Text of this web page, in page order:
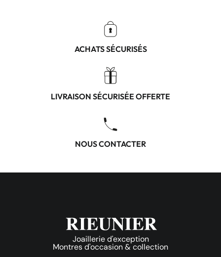
ACHATS SÉCURISÉS
LIVRAISON SÉCURISÉE OFFERTE
NOUS CONTACTER
Joaillerie d'exception
Montres d'occasion & collection